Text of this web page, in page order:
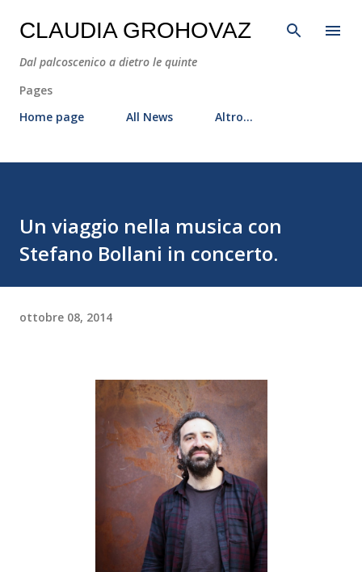
Passa ai contenuti principali
CLAUDIA GROHOVAZ
Dal palcoscenico a dietro le quinte
Pages
Home page
All News Altro…
Un viaggio nella musica con
Stefano Bollani in concerto.
ottobre 08, 2014